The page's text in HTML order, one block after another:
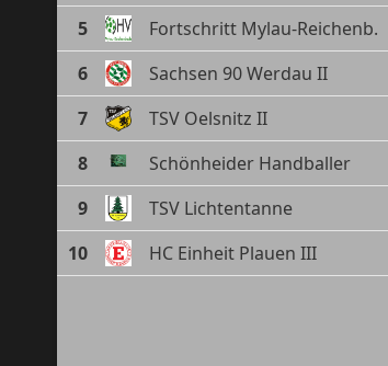
5
Fortschritt Mylau-Reichenb.
6
Sachsen 90 Werdau II
7
TSV Oelsnitz II
8
Schönheider Handballer
9
TSV Lichtentanne
10
HC Einheit Plauen III